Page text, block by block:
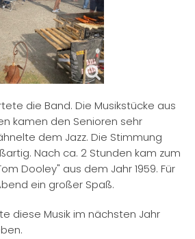
die Band. Die Musikstücke aus
kamen den Senioren sehr
dem Jazz. Die Stimmung
Nach ca. 2 Stunden kam zum
Dooley" aus dem Jahr 1959. Für
ein großer Spaß.
diese Musik im nächsten Jahr